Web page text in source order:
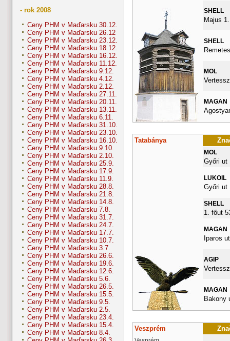
- rok 2008
Ceny PHM v Maďarsku 30.12.
Ceny PHM v Maďarsku 26.12
Ceny PHM v Maďarsku 23.12.
Ceny PHM v Maďarsku 18.12.
Ceny PHM v Maďarsku 16.12.
Ceny PHM v Maďarsku 11.12.
Ceny PHM v Maďarsku 9.12.
Ceny PHM v Maďarsku 4.12.
Ceny PHM v Maďarsku 2.12.
Ceny PHM v Maďarsku 27.11.
Ceny PHM v Maďarsku 20.11.
Ceny PHM v Maďarsku 13.11.
Ceny PHM v Maďarsku 6.11.
Ceny PHM v Maďarsku 31.10.
Ceny PHM v Maďarsku 23.10.
Ceny PHM v Maďarsku 16.10.
Ceny PHM v Maďarsku 9.10.
Ceny PHM v Maďarsku 2.10.
Ceny PHM v Maďarsku 25.9.
Ceny PHM v Maďarsku 17.9.
Ceny PHM v Maďarsku 11.9.
Ceny PHM v Maďarsku 28.8.
Ceny PHM v Maďarsku 21.8.
Ceny PHM v Maďarsku 14.8.
Ceny PHM v Maďarsku 7.8.
Ceny PHM v Maďarsku 31.7.
Ceny PHM v Maďarsku 24.7.
Ceny PHM v Maďarsku 17.7.
Ceny PHM v Maďarsku 10.7.
Ceny PHM v Maďarsku 3.7.
Ceny PHM v Maďarsku 26.6.
Ceny PHM v Maďarsku 19.6.
Ceny PHM v Maďarsku 12.6.
Ceny PHM v Maďarsku 5.6.
Ceny PHM v Maďarsku 26.5.
Ceny PHM v Maďarsku 15.5.
Ceny PHM v Maďarsku 9.5.
Ceny PHM v Maďarsku 2.5.
Ceny PHM v Maďarsku 23.4.
Ceny PHM v Maďarsku 15.4.
Ceny PHM v Maďarsku 8.4.
SHELL
Majus
SHELL
MOL
MAGAN
Tatabánya
MOL
Győri ut
LUKOIL
Győri ut
SHELL
1. főut
MAGAN
Iparos
AGIP
MAGAN
Bakony
Veszprém